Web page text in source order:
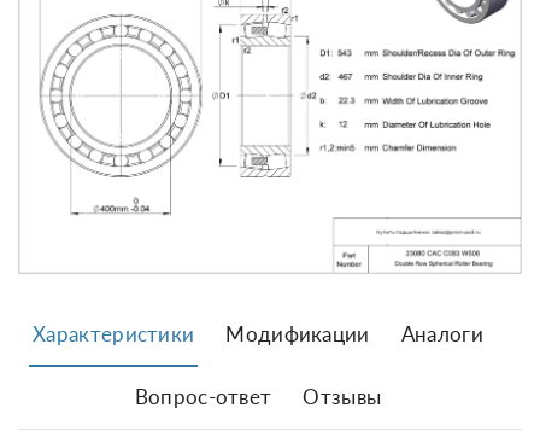
Характеристики Модификации Аналоги
Вопрос-ответ Отзывы